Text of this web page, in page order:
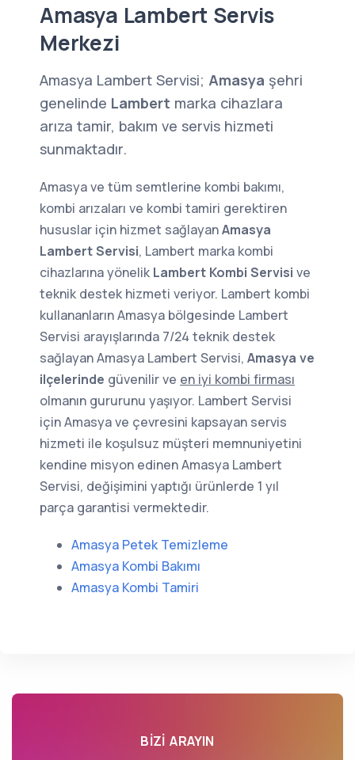
Amasya Lambert Servis
Merkezi
Amasya Lambert Servisi; Amasya şehri
genelinde Lambert marka cihazlara
arıza tamir, bakım ve servis hizmeti
sunmaktadır.
Amasya ve tüm semtlerine kombi bakımı,
kombi arızaları ve kombi tamiri gerektiren
hususlar için hizmet sağlayanAmasya
Lambert Servisi, Lambert marka kombi
cihazlarına yönelik Lambert Kombi Servisi ve
teknik destek hizmeti veriyor. Lambert kombi
kullananların Amasya bölgesinde Lambert
Servisi arayışlarında 7/24 teknik destek
sağlayan Amasya Lambert Servisi, Amasya ve
ilçelerinde güvenilir ve en iyi kombi firması
olmanın gururunu yaşıyor. Lambert Servisi
için Amasya ve çevresini kapsayan servis
hizmeti ile koşulsuz müşteri memnuniyetini
kendine misyon edinen Amasya Lambert
Servisi, değişimini yaptığı ürünlerde 1 yıl
parça garantisi vermektedir.
Amasya Petek Temizleme
Amasya Kombi Bakımı
Amasya Kombi Tamiri
BIZI ARAYIN